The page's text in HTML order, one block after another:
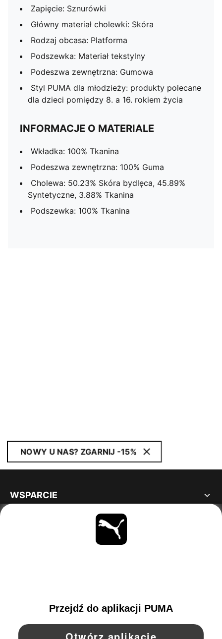
Zapięcie: Sznurówki
Główny materiał cholewki: Skóra
Rodzaj obcasa: Platforma
Podszewka: Materiał tekstylny
Podeszwa zewnętrzna: Gumowa
Styl PUMA dla młodzieży: produkty polecane
dla dzieci pomiędzy 8. a 16. rokiem życia
INFORMACJE O MATERIALE
Wkładka: 100% Tkanina
Podeszwa zewnętrzna: 100% Guma
Cholewa: 50.23% Skóra bydlęca, 45.89%
Syntetyczne, 3.88% Tkanina
Podszewka: 100% Tkanina
NOWY U NAS? ZGARNIJ -15%
WSPARCIE
YouTube Twitter Pinterest Instagram